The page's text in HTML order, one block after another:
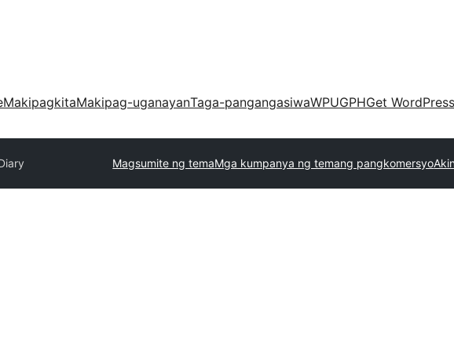
MakipagkitaMakipag-uganayanTaga-pangangasiwaWPUGPHGet WordPress
Magsumite ng temaMga kumpanya ng temang pangkomersyo